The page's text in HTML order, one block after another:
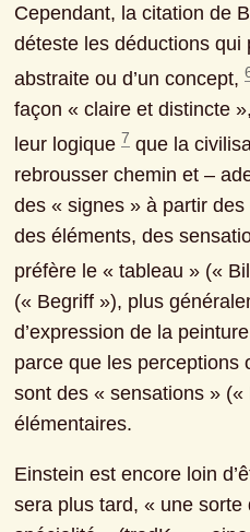
Cependant, la citation de
déteste les déductions qui
abstraite ou d’un concept,
façon « claire et distincte
leur logique 7 que la
rebrousser chemin et ‒
des « signes » à partir
des éléments, des
préfère le « tableau » («
(« Begriff »), plus
d’expression de la
parce que les perceptions
sont des « sensations » («
élémentaires.
Einstein est encore loin
sera plus tard, « une